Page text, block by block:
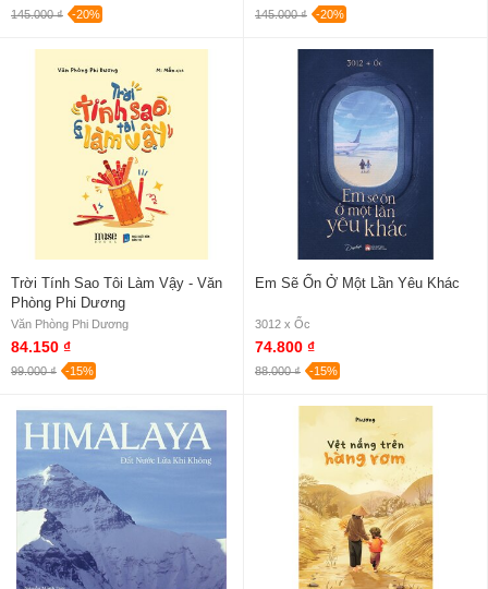
145.000 ₫ -20% 145.000 ₫ -20%
Trời Tính Sao Tôi Làm Vậy - Văn
Phòng Phi Dương
Văn Phòng Phi Dương
84.150 ₫
99.000 ₫ -15%
Em Sẽ Ổn Ở Một Lần Yêu Khác
3012 x Ốc
74.800 ₫
88.000 ₫ -15%